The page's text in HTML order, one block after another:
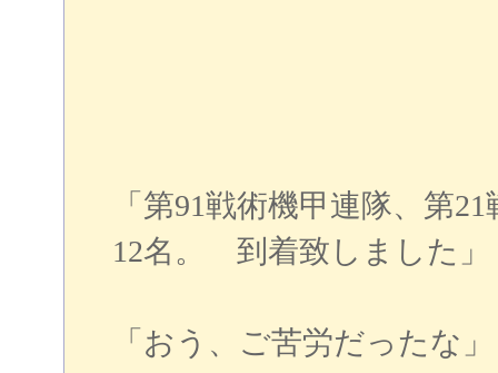
「第91戦術機甲連隊、第
12名。 到着致しました」
「おう、ご苦労だったな」